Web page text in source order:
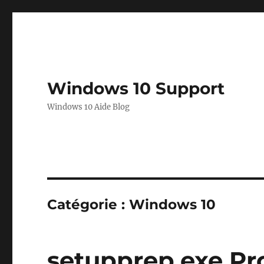
Windows 10 Support
Windows 10 Aide Blog
Catégorie :Windows 10